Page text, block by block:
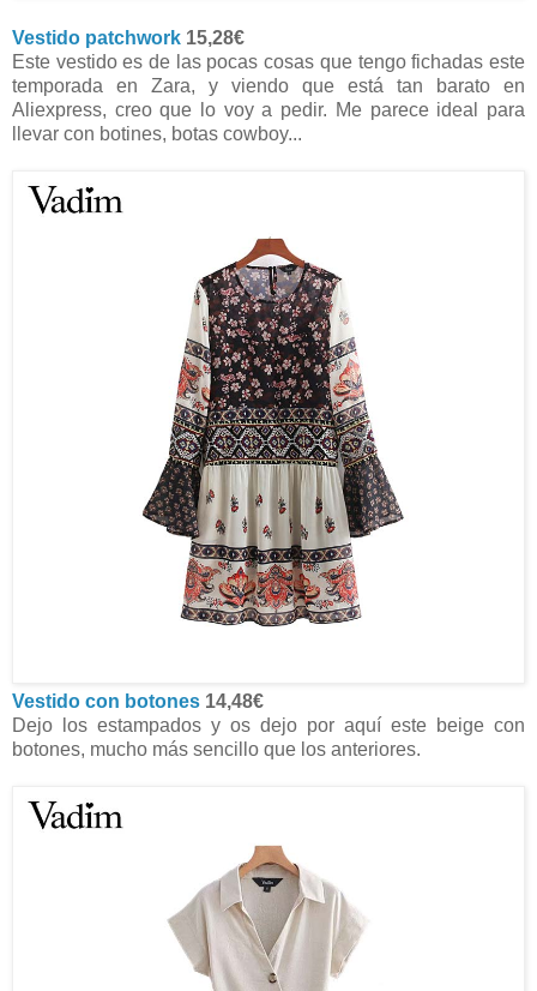
Vestido patchwork 15,28€
Este vestido es de las pocas cosas que tengo fichadas este
temporada en Zara, y viendo que está tan barato en
Aliexpress, creo que lo voy a pedir. Me parece ideal para
llevar con botines, botas cowboy...
Vestido con botones 14,48€
Dejo los estampados y os dejo por aquí este beige con
botones, mucho más sencillo que los anteriores.